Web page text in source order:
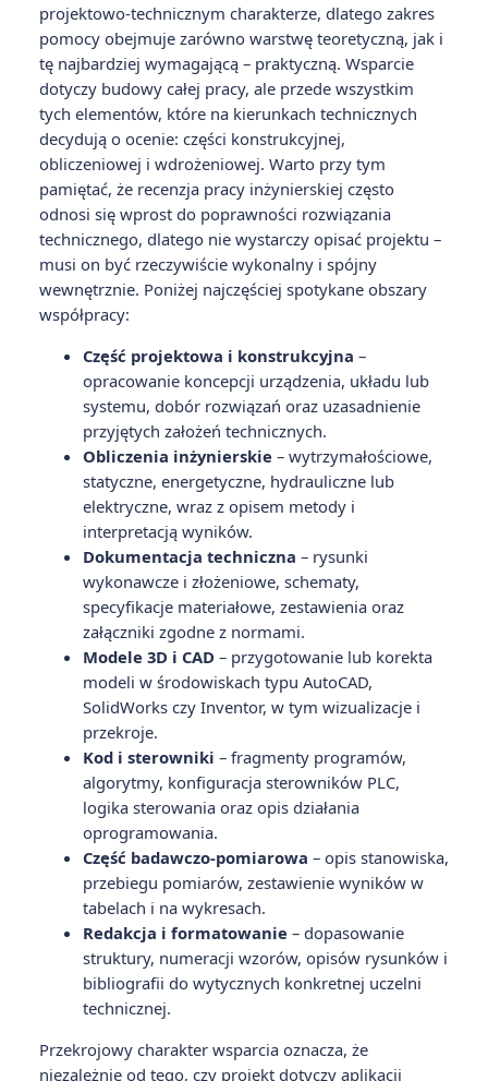
projektowo-technicznym charakterze, dlatego zakres
pomocy obejmuje zarówno warstwę teoretyczną, jak i
tę najbardziej wymagającą – praktyczną. Wsparcie
dotyczy budowy całej pracy, ale przede wszystkim
tych elementów, które na kierunkach technicznych
decydują o ocenie: części konstrukcyjnej,
obliczeniowej i wdrożeniowej. Warto przy tym
pamiętać, że recenzja pracy inżynierskiej często
odnosi się wprost do poprawności rozwiązania
technicznego, dlatego nie wystarczy opisać projektu –
musi on być rzeczywiście wykonalny i spójny
wewnętrznie. Poniżej najczęściej spotykane obszary
współpracy:
Część projektowa i konstrukcyjna –
opracowanie koncepcji urządzenia, układu lub
systemu, dobór rozwiązań oraz uzasadnienie
przyjętych założeń technicznych.
Obliczenia inżynierskie – wytrzymałościowe,
statyczne, energetyczne, hydrauliczne lub
elektryczne, wraz z opisem metody i
interpretacją wyników.
Dokumentacja techniczna – rysunki
wykonawcze i złożeniowe, schematy,
specyfikacje materiałowe, zestawienia oraz
załączniki zgodne z normami.
Modele 3D i CAD – przygotowanie lub korekta
modeli w środowiskach typu AutoCAD,
SolidWorks czy Inventor, w tym wizualizacje i
przekroje.
Kod i sterowniki – fragmenty programów,
algorytmy, konfiguracja sterowników PLC,
logika sterowania oraz opis działania
oprogramowania.
Część badawczo-pomiarowa – opis stanowiska,
przebiegu pomiarów, zestawienie wyników w
tabelach i na wykresach.
Redakcja i formatowanie – dopasowanie
struktury, numeracji wzorów, opisów rysunków i
bibliografii do wytycznych konkretnej uczelni
technicznej.
Przekrojowy charakter wsparcia oznacza, że
niezależnie od tego, czy projekt dotyczy aplikacji